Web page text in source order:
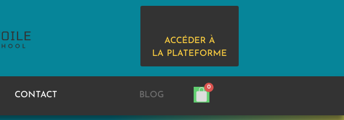
ACCÉDER À
LA PLATEFORME
CONTACT BLOG